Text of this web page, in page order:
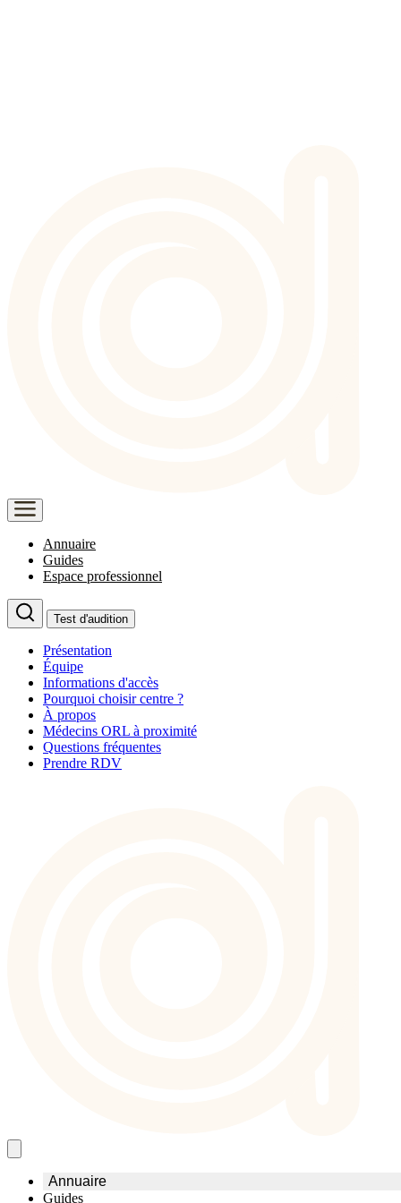
Annuaire
Guides
Espace professionnel
Test d'audition
Présentation
Équipe
Informations d'accès
Pourquoi choisir centre ?
À propos
Médecins ORL à proximité
Questions fréquentes
Prendre RDV
Annuaire
Guides